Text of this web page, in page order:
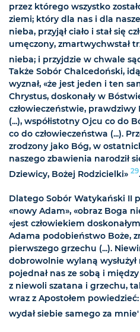
przez którego wszystko
ziemi; który dla nas i dla
nieba, przyjął ciało i stał się
umęczony, zmartwychwstał
nieba; i przyjdzie w chwale
Także Sobór Chalcedoński,
wyznał, «że jest jeden i ten
Chrystus, doskonały w
człowieczeństwie,
(...), współistotny Ojcu co do
co do człowieczeństwa (...).
zrodzony jako Bóg, w
naszego zbawienia narodził
Dziewicy, Bożej Rodzicielki» 29.
Dlatego Sobór Watykański II
«nowy Adam», «obraz Boga
«jest człowiekiem
Adama podobieństwo Boże,
pierwszego grzechu (...).
dobrowolnie wylaną
pojednał nas ze sobą i
z niewoli szatana i grzechu,
wraz z Apostołem
wydał siebie samego za mnie'